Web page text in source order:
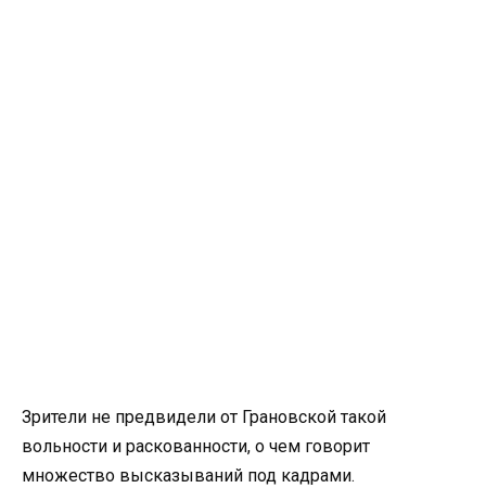
Зрители не предвидели от Грановской такой
вольности и раскованности, о чем говорит
множество высказываний под кадрами.